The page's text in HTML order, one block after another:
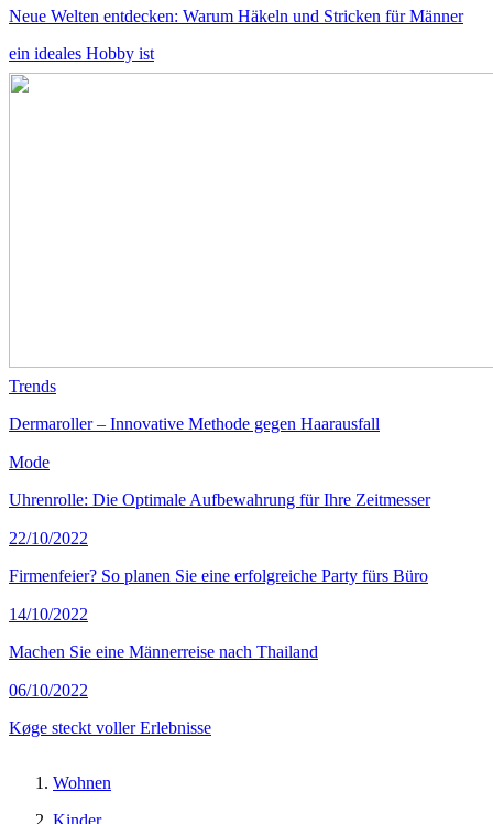
Neue Welten entdecken: Warum Häkeln und Stricken für Männer
ein ideales Hobby ist
Trends
Dermaroller – Innovative Methode gegen Haarausfall
Mode
Uhrenrolle: Die Optimale Aufbewahrung für Ihre Zeitmesser
22/10/2022
Firmenfeier? So planen Sie eine erfolgreiche Party fürs Büro
14/10/2022
Machen Sie eine Männerreise nach Thailand
06/10/2022
Køge steckt voller Erlebnisse
Wohnen
Kinder